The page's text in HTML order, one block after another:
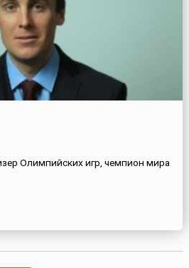
Олимпийских игр, чемпион мира